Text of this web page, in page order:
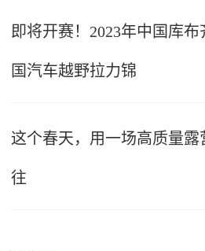
即将开赛！2023年中国库
国汽车越野拉力锦
这个春天，用一场高质量
往